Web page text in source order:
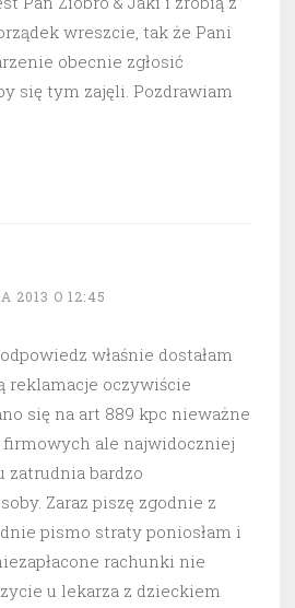
wreszcie, tak że Pani
obecnie zgłosić
się tym zajęli. Pozdrawiam
2013 O 12:45
właśnie dostałam
reklamacje oczywiście
się na art 889 kpc nieważne
ale najwidoczniej
zatrudnia bardzo
Zaraz piszę zgodnie z
pismo straty poniosłam i
rachunki nie
u lekarza z dzieckiem